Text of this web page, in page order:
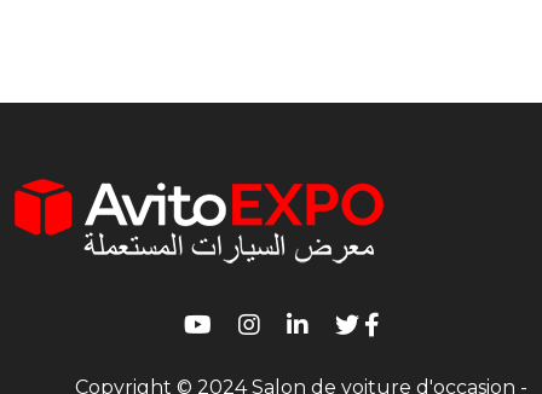
Copyright © 2024 Salon de voiture d'occasion -